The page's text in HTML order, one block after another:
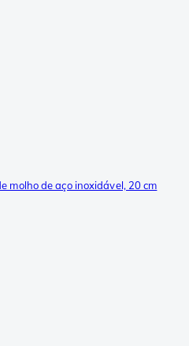
molho de aço inoxidável, 20 cm